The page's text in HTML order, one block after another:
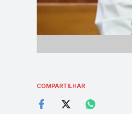
COMPARTILHAR